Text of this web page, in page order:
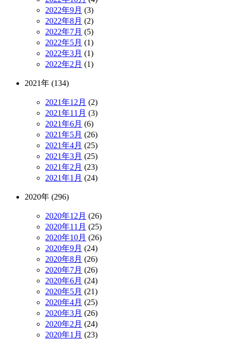
2022年9月 (3)
2022年8月 (2)
2022年7月 (5)
2022年5月 (1)
2022年3月 (1)
2022年2月 (1)
2021年 (134)
2021年12月 (2)
2021年11月 (3)
2021年6月 (6)
2021年5月 (26)
2021年4月 (25)
2021年3月 (25)
2021年2月 (23)
2021年1月 (24)
2020年 (296)
2020年12月 (26)
2020年11月 (25)
2020年10月 (26)
2020年9月 (24)
2020年8月 (26)
2020年7月 (26)
2020年6月 (24)
2020年5月 (21)
2020年4月 (25)
2020年3月 (26)
2020年2月 (24)
2020年1月 (23)